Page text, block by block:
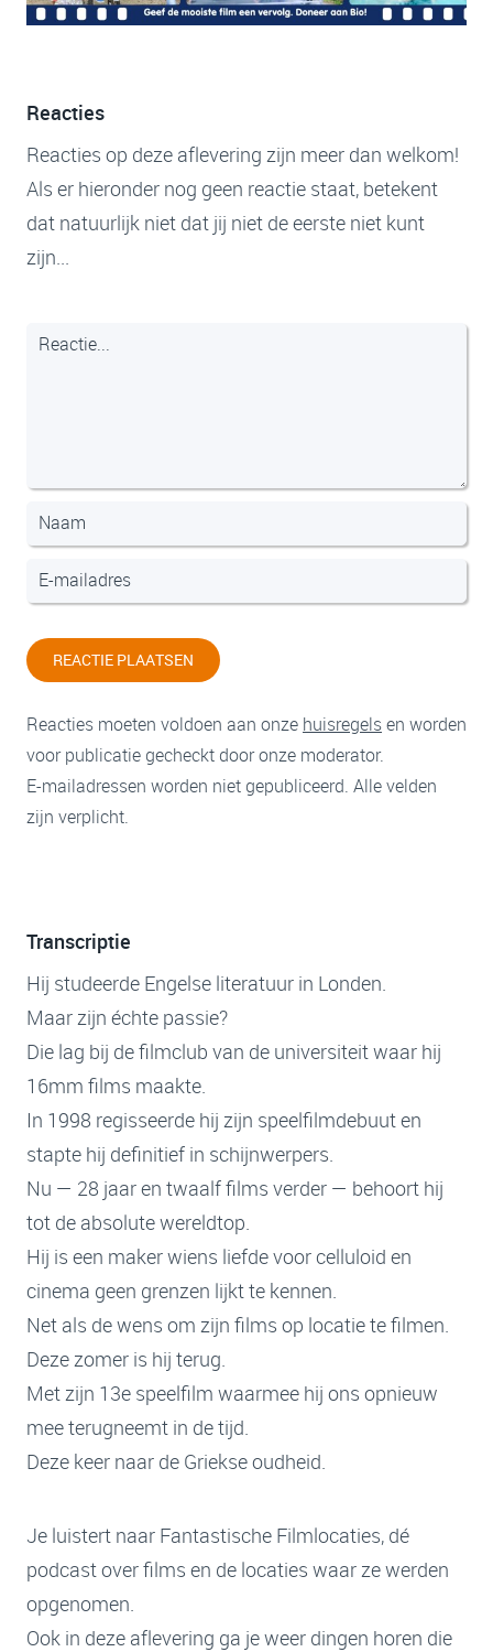
Reacties
Reacties op deze aflevering zijn meer dan welkom!
Als er hieronder nog geen reactie staat, betekent
dat natuurlijk niet dat jij niet de eerste niet kunt
zijn...
REACTIE PLAATSEN
Reacties moeten voldoen aan onze huisregelsen worden
voor publicatie gecheckt door onze moderator.
E-mailadressen worden niet gepubliceerd. Alle velden
zijn verplicht.
Transcriptie
Hij studeerde Engelse literatuur in Londen.
Maar zijn échte passie?
Die lag bij de filmclub van de universiteit waar hij
16mm films maakte.
In 1998 regisseerde hij zijn speelfilmdebuut en
stapte hij definitief in schijnwerpers.
Nu — 28 jaar en twaalf films verder — behoort hij
tot de absolute wereldtop.
Hij is een maker wiens liefde voor celluloid en
cinema geen grenzen lijkt te kennen.
Net als de wens om zijn films op locatie te filmen.
Deze zomer is hij terug.
Met zijn 13e speelfilm waarmee hij ons opnieuw
mee terugneemt in de tijd.
Deze keer naar de Griekse oudheid.
Je luistert naar Fantastische Filmlocaties, dé
podcast over films en de locaties waar ze werden
opgenomen.
Ook in deze aflevering ga je weer dingen horen die